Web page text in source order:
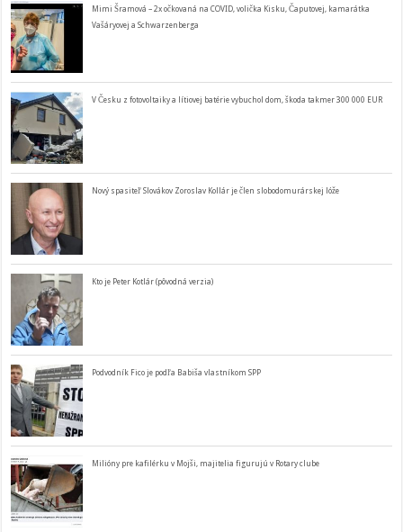
Mimi Šramová – 2x očkovaná na COVID, volička Kisku, Čaputovej, kamarátka
Vašáryovej a Schwarzenberga
V Česku z fotovoltaiky a lítiovej batérie vybuchol dom, škoda takmer 300 000 EUR
Nový spasiteľ Slovákov Zoroslav Kollár je člen slobodomurárskej lóže
Kto je Peter Kotlár (pôvodná verzia)
Podvodník Fico je podľa Babiša vlastníkom SPP
Milióny pre kafilérku v Mojši, majitelia figurujú v Rotary clube